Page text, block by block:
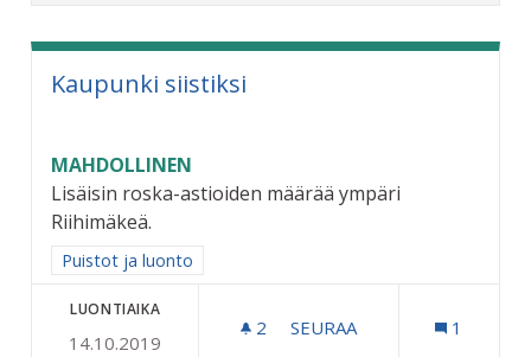
Kaupunki siistiksi
MAHDOLLINEN
Lisäisin roska-astioiden määrää ympäri
Riihimäkeä.
Rajaa tulokset aihepiirin mukaan: Puistot ja luonto
Puistot ja luonto
LUONTIAIKA
14.10.2019
2 2 SEURAAJAA
SEURAA 1